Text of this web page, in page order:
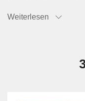
Behörden,
Weiterlesen